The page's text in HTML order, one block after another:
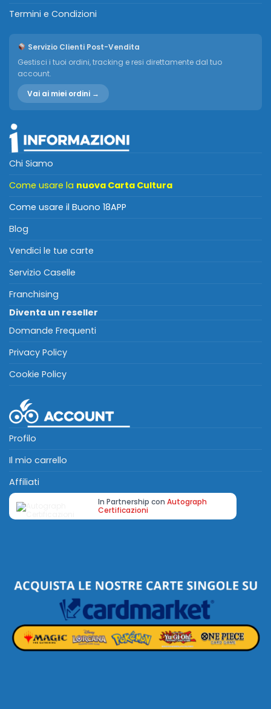
Termini e Condizioni
Servizio Clienti Post-Vendita
Gestisci i tuoi ordini, tracking e resi direttamente dal tuo
account.
Vai ai miei ordini →
Chi Siamo
Come usare la nuova Carta Cultura
Come usare il Buono 18APP
Blog
Vendici le tue carte
Servizio Caselle
Franchising
Diventa un reseller
Domande Frequenti
Privacy Policy
Cookie Policy
Profilo
Il mio carrello
Affiliati
In Partnership con Autograph
Certificazioni